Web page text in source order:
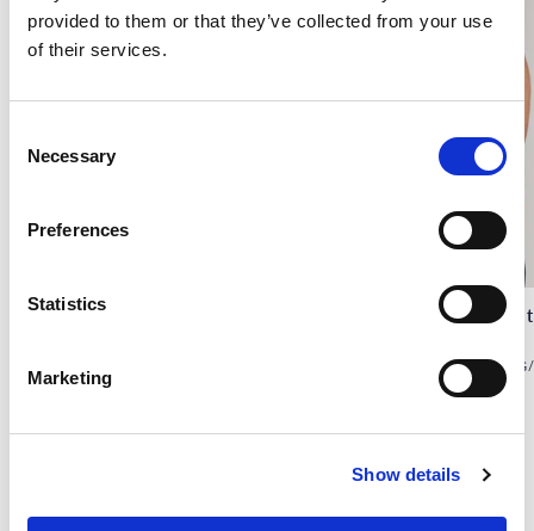
provided to them or that they’ve collected from your use
of their services.
Necessary
Preferences
Statistics
Marketing
Show details
Sidenlinne/topp, Kornblå Sidenlinne/topp, Naturvit
Andra köpte även